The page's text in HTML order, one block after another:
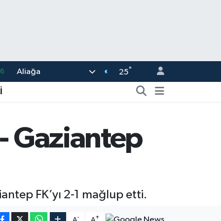
Aliağa 25°
Gaziantep
FK’yı 2-1 mağlup etti.
- +